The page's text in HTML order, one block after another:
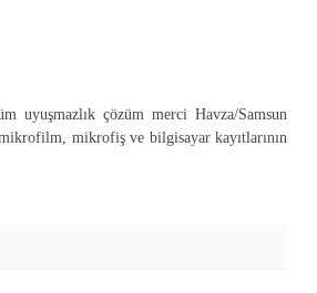
uyuşmazlık çözüm merci Havza/Samsun
mikrofiş ve bilgisayar kayıtlarının